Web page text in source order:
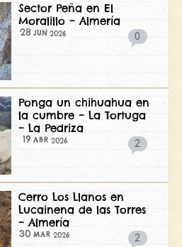
Sector Peña en El
Moralillo – Almería
28 JUN 2026 0
Ponga un chihuahua en
la cumbre – La Tortuga
– La Pedriza
19 ABR 2026 2
Cerro Los Llanos en
Lucainena de las Torres
– Almería
30 MAR 2026 2